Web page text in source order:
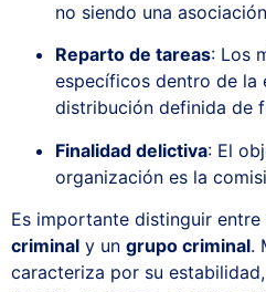
no siendo una
Reparto de tareas: Los
específicos dentro de la
distribución definida de
Finalidad delictiva: El
organización es la
Es importante distinguir entre
criminal y un grupo criminal.
caracteriza por su